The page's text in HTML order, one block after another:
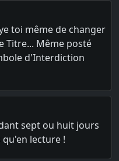
toi même de changer
Titre... Même posté
d'Interdiction
sept ou huit jours
lecture !